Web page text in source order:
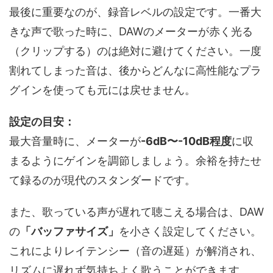
最後に重要なのが、録音レベルの設定です。一番大
きな声で歌った時に、DAWのメーターが赤く光る
（クリップする）のは絶対に避けてください。一度
割れてしまった音は、後からどんなに高性能なプラ
グインを使っても元には戻せません。
設定の目安：
最大音量時に、メーターが-6dB〜-10dB程度に収
まるようにゲインを調節しましょう。余裕を持たせ
て録るのが現代のスタンダードです。
また、歌っている声が遅れて聴こえる場合は、DAW
の 「バッファサイズ」 を小さく設定してください。
これによりレイテンシー（音の遅延）が解消され、
リズムに遅れず気持ちよく歌うことができます。